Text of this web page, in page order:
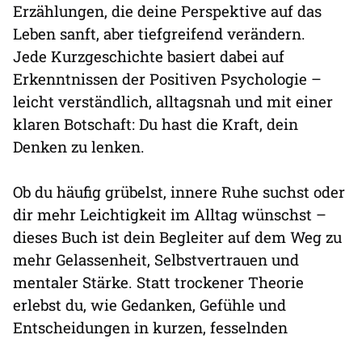
Erzählungen, die deine Perspektive auf das
Leben sanft, aber tiefgreifend verändern.
Jede Kurzgeschichte basiert dabei auf
Erkenntnissen der Positiven Psychologie –
leicht verständlich, alltagsnah und mit einer
klaren Botschaft: Du hast die Kraft, dein
Denken zu lenken.
Ob du häufig grübelst, innere Ruhe suchst oder
dir mehr Leichtigkeit im Alltag wünschst –
dieses Buch ist dein Begleiter auf dem Weg zu
mehr Gelassenheit, Selbstvertrauen und
mentaler Stärke. Statt trockener Theorie
erlebst du, wie Gedanken, Gefühle und
Entscheidungen in kurzen, fesselnden